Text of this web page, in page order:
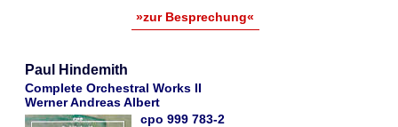
»zur Besprechung«
Paul Hindemith
Complete Orchestral Works II
Werner Andreas Albert
cpo 999 783-2